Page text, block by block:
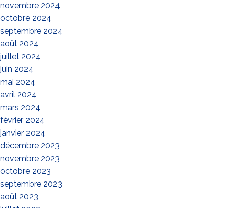
novembre 2024
octobre 2024
septembre 2024
août 2024
juillet 2024
juin 2024
mai 2024
avril 2024
mars 2024
février 2024
janvier 2024
décembre 2023
novembre 2023
octobre 2023
septembre 2023
août 2023